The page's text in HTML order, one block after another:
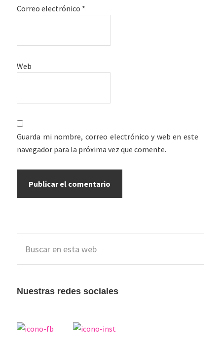
Correo electrónico *
Web
Guarda mi nombre, correo electrónico y web en este
navegador para la próxima vez que comente.
Barra
lateral
esta
Nuestras redes sociales